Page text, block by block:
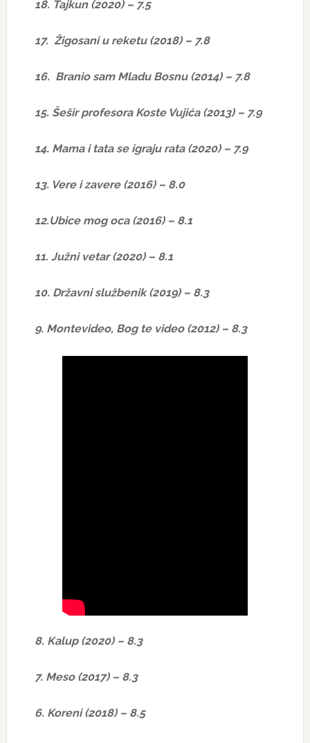
18. Tajkun (2020) – 7.5
17. Žigosani u reketu (2018) – 7.8
16. Branio sam Mladu Bosnu (2014) – 7.8
15. Šešir profesora Koste Vujića (2013) – 7.9
14. Mama i tata se igraju rata (2020) – 7.9
13. Vere i zavere (2016) – 8.0
12.Ubice mog oca (2016) – 8.1
11. Južni vetar (2020) – 8.1
10. Državni službenik (2019) – 8.3
9. Montevideo, Bog te video (2012) – 8.3
8. Kalup (2020) – 8.3
7. Meso (2017) – 8.3
6. Koreni (2018) – 8.5